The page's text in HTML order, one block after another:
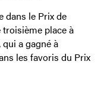
dans le Prix de
place à
a gagné à
les favoris du Prix